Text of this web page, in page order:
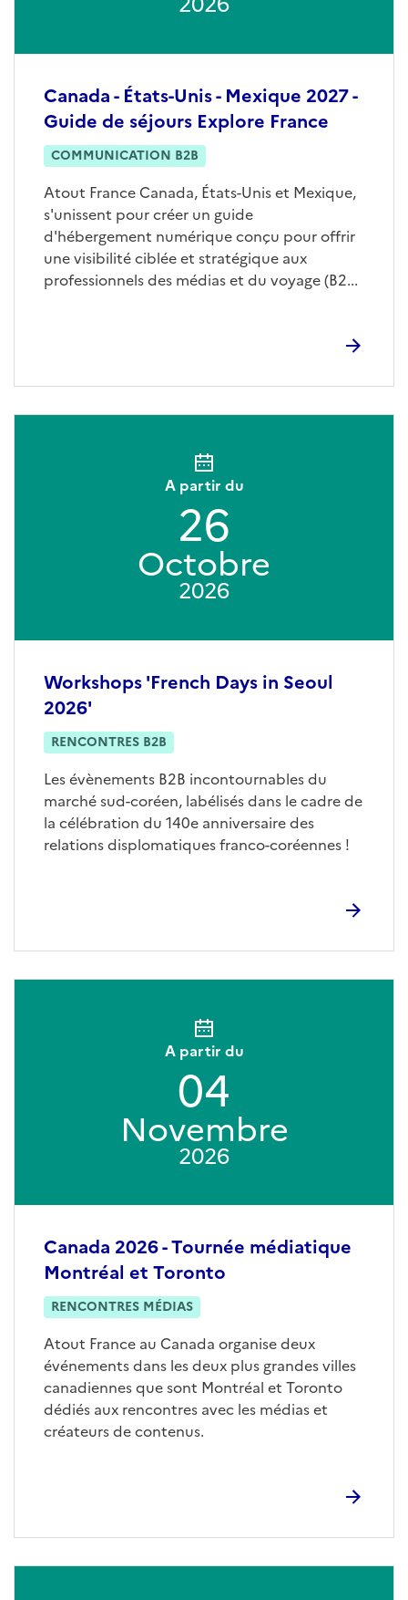
Canada - États-Unis - Mexique 2027 -
Guide de séjours Explore France
COMMUNICATION B2B
Atout France Canada, États-Unis et Mexique,
s'unissent pour créer un guide
d'hébergement numérique conçu pour offrir
une visibilité ciblée et stratégique aux
professionnels des médias et du voyage (B2...
Workshops 'French Days in Seoul
2026'
RENCONTRES B2B
Les évènements B2B incontournables du
marché sud-coréen, labélisés dans le cadre de
la célébration du 140e anniversaire des
relations displomatiques franco-coréennes !
A partir du
26
Octobre
2026
Canada 2026 - Tournée médiatique
Montréal et Toronto
RENCONTRES MÉDIAS
Atout France au Canada organise deux
événements dans les deux plus grandes villes
canadiennes que sont Montréal et Toronto
dédiés aux rencontres avec les médias et
créateurs de contenus.
A partir du
04
Novembre
2026